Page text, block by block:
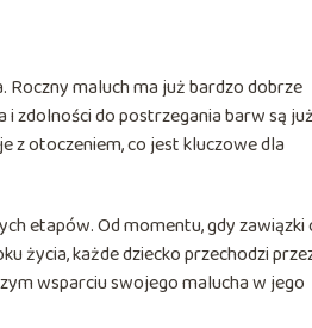
maluch ma już bardzo dobrze
zdolności do postrzegania barw są
z otoczeniem, co jest kluczowe dla
etapów. Od momentu, gdy zawiązki
życia, każde dziecko przechodzi
wsparciu swojego malucha w jego